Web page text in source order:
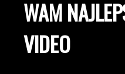
WAM
VIDEO